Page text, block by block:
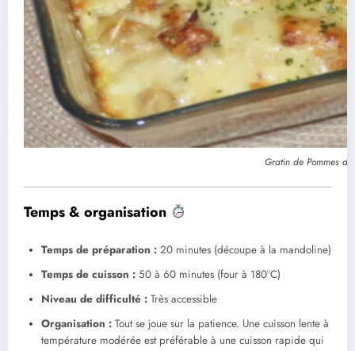
Gratin de Pommes
Temps & organisation
Temps de préparation : 20 minutes (découpe à la mandoline)
Temps de cuisson : 50 à 60 minutes (four à 180°C)
Niveau de difficulté : Très accessible
Organisation : Tout se joue sur la patience. Une cuisson lente à
température modérée est préférable à une cuisson rapide qui